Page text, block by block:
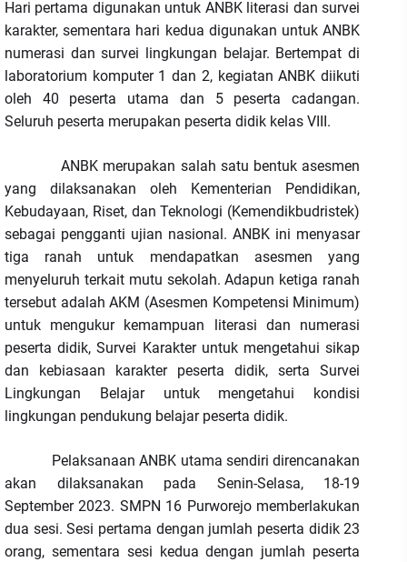
Hari pertama digunakan untuk ANBK literasi dan survei
karakter, sementara hari kedua digunakan untuk ANBK
numerasi dan survei lingkungan belajar. Bertempat di
laboratorium komputer 1 dan 2, kegiatan ANBK diikuti
oleh 40 peserta utama dan 5 peserta cadangan.
Seluruh peserta merupakan peserta didik kelas VIII.
ANBK merupakan salah satu bentuk asesmen
yang dilaksanakan oleh Kementerian Pendidikan,
Kebudayaan, Riset, dan Teknologi (Kemendikbudristek)
sebagai pengganti ujian nasional. ANBK ini menyasar
tiga ranah untuk mendapatkan asesmen yang
menyeluruh terkait mutu sekolah. Adapun ketiga ranah
tersebut adalah AKM (Asesmen Kompetensi Minimum)
untuk mengukur kemampuan literasi dan numerasi
peserta didik, Survei Karakter untuk mengetahui sikap
dan kebiasaan karakter peserta didik, serta Survei
Lingkungan Belajar untuk mengetahui kondisi
lingkungan pendukung belajar peserta didik.
Pelaksanaan ANBK utama sendiri direncanakan
akan dilaksanakan pada Senin-Selasa, 18-19
September 2023. SMPN 16 Purworejo memberlakukan
dua sesi. Sesi pertama dengan jumlah peserta didik 23
orang, sementara sesi kedua dengan jumlah peserta